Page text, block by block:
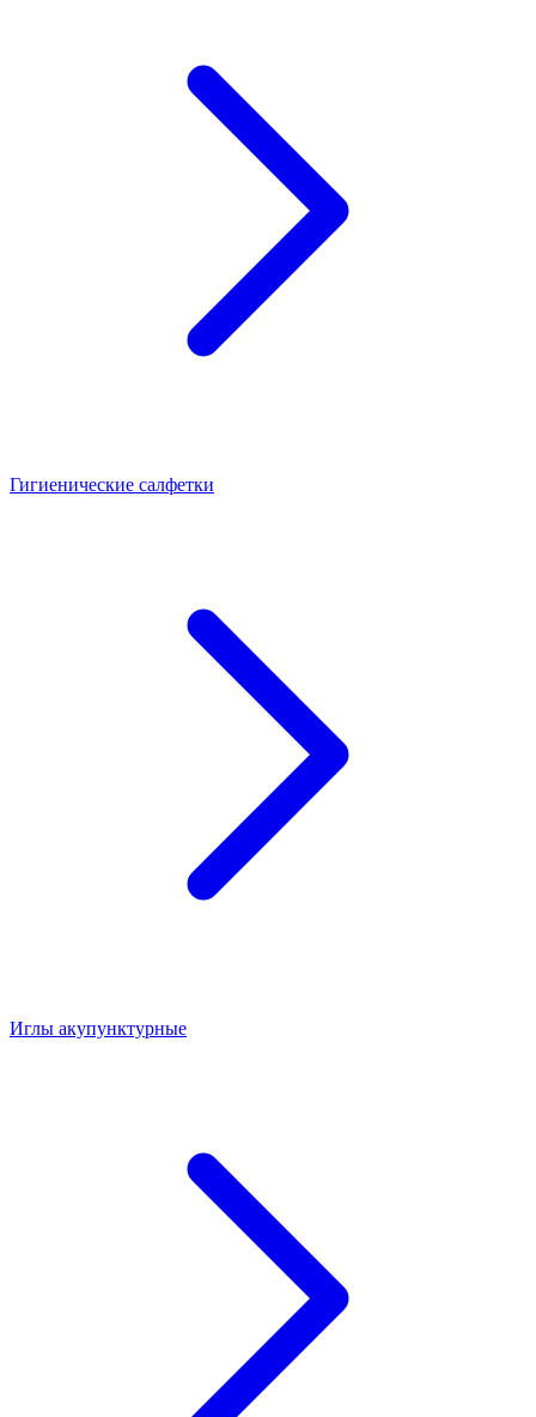
Гигиенические салфетки
Иглы акупунктурные